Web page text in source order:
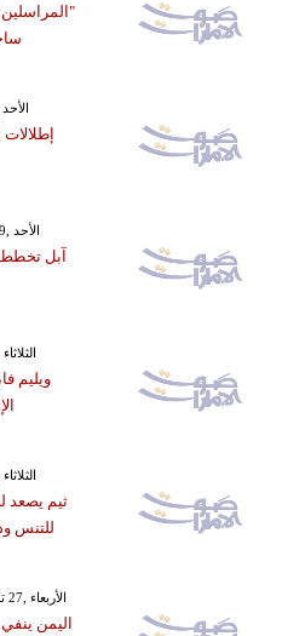
GMT 14:19 2020 الأحد ,10 أيار / مايو
GMT 22:39 2020 الأحد ,19 إبريل / نيسان
آبل
GMT 11:17 2020 الثلاثاء ,17 آذار/ مارس
ويليم
GMT 03:37 2020 الثلاثاء ,03 آذار/ مارس
ثيم يصعد
للتنس
GMT 22:56 2019 الأربعاء ,27 تشرين الثاني / نوفمبر
اليمن